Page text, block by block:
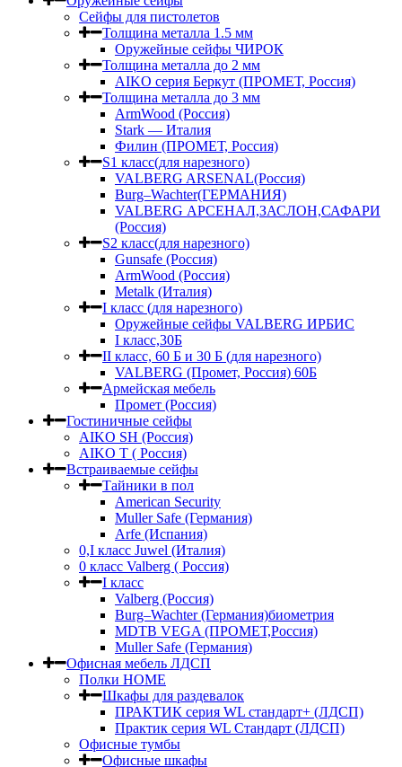
Сейфы для пистолетов
Толщина металла 1.5 мм
Оружейные сейфы ЧИРОК
Толщина металла до 2 мм
AIKO серия Беркут (ПРОМЕТ, Россия)
Толщина металла до 3 мм
ArmWood (Россия)
Stark — Италия
Филин (ПРОМЕТ, Россия)
S1 класс(для нарезного)
VALBERG ARSENAL(Россия)
Burg–Wachter(ГЕРМАНИЯ)
VALBERG АРСЕНАЛ,ЗАСЛОН,САФАРИ
(Россия)
S2 класс(для нарезного)
Gunsafe (Россия)
ArmWood (Россия)
Metalk (Италия)
I класс (для нарезного)
Оружейные сейфы VALBERG ИРБИС
I класс,30Б
II класс, 60 Б и 30 Б (для нарезного)
VALBERG (Промет, Россия) 60Б
Армейская мебель
Промет (Россия)
Гостиничные сейфы
AIKO SH (Россия)
AIKO Т ( Россия)
Встраиваемые сейфы
Тайники в пол
American Security
Muller Safe (Германия)
Arfe (Испания)
0,I класс Juwel (Италия)
0 класс Valberg ( Россия)
I класс
Valberg (Россия)
Burg–Wachter (Германия)биометрия
MDTB VEGA (ПРОМЕТ,Россия)
Muller Safe (Германия)
Офисная мебель ЛДСП
Полки HOME
Шкафы для раздевалок
ПРАКТИК серия WL стандарт+ (ЛДСП)
Практик серия WL Стандарт (ЛДСП)
Офисные тумбы
Офисные шкафы